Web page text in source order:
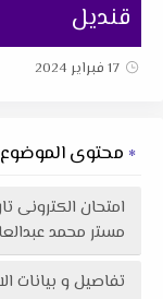
قنديل
17 فبراير 2024
محتوى الموضوع
امتحان الكترونى
مستر محمد
تفاصيل و بيانات